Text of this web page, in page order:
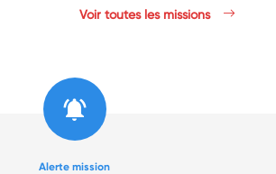
Voir toutes les missions
Alerte mission